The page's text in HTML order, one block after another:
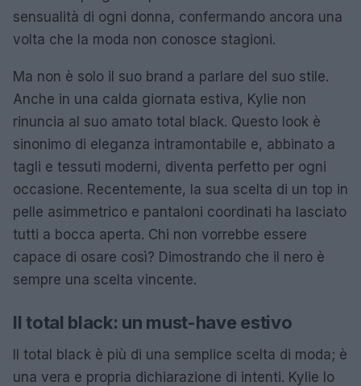
sensualità di ogni donna, confermando ancora una
volta che la moda non conosce stagioni.
Ma non è solo il suo brand a parlare del suo stile.
Anche in una calda giornata estiva, Kylie non
rinuncia al suo amato total black. Questo look è
sinonimo di eleganza intramontabile e, abbinato a
tagli e tessuti moderni, diventa perfetto per ogni
occasione. Recentemente, la sua scelta di un top in
pelle asimmetrico e pantaloni coordinati ha lasciato
tutti a bocca aperta. Chi non vorrebbe essere
capace di osare così? Dimostrando che il nero è
sempre una scelta vincente.
Il total black: un must-have estivo
Il total black è più di una semplice scelta di moda; è
una vera e propria dichiarazione di intenti. Kylie lo